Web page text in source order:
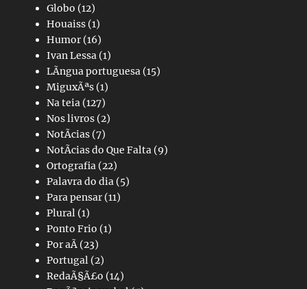
Globo (12)
Houaiss (1)
Humor(16)
Ivan Lessa (1)
LÃ­ngua portuguesa (15)
MiguxÃªs (1)
Na teia (127)
Nos livros (2)
NotÃ­cias (7)
NotÃ­cias do Que Falta (9)
Ortografia (22)
Palavra do dia (5)
Para pensar(11)
Plural (1)
Ponto Frio (1)
Por aÃ­ (23)
Portugal (2)
RedaÃ§Ã£o (14)